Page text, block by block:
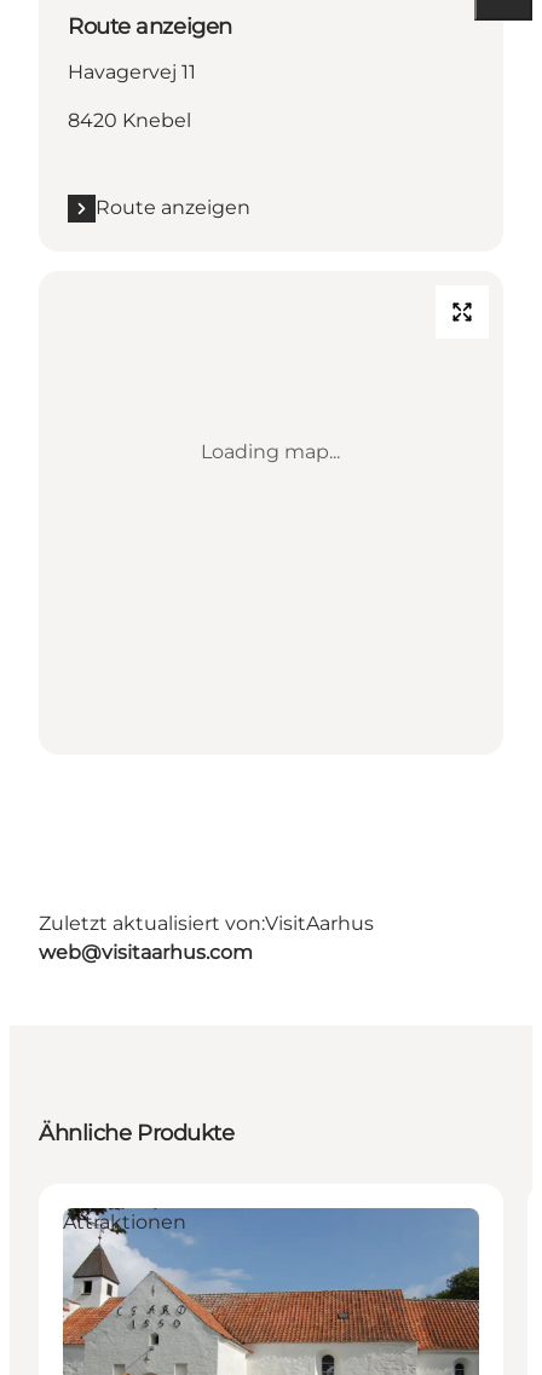
Route anzeigen
Havagervej 11
8420 Knebel
Route anzeigen
Loading map...
Zuletzt aktualisiert von:VisitAarhus
web@visitaarhus.com
Ähnliche Produkte
Attraktionen